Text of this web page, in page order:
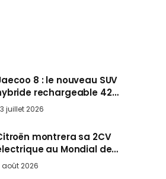
8 : le nouveau SUV
rechargeable 428
qui vise l’Audi Q7 arrive
en Europe cet automne
juillet 2026
montrera sa 2CV
au Mondial de
pendant que BMW et
août 2026